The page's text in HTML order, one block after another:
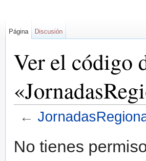
Ver el código
←
No tienes
Página Discusión